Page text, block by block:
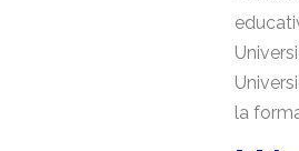
la